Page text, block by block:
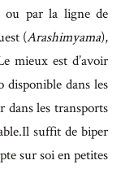
ou par la ligne de
(Arashimyama),
mieux est d’avoir
disponible dans les
dans les transports
suffit de biper
sur soi en petites